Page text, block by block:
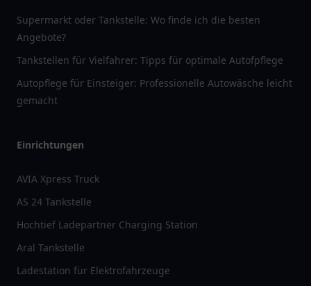
Supermarkt oder Tankstelle: Wo finde ich die besten
Angebote?
Tankstellen für Vielfahrer: Tipps für optimale Autofpflege
Autopflege für Einsteiger: Professionelle Autowäsche leicht
gemacht
Einrichtungen
AVIA Xpress Truck
AS 24 Tankstelle
Hochtief Ladepartner Charging Station
Aral Tankstelle
Ladestation für Elektrofahrzeuge